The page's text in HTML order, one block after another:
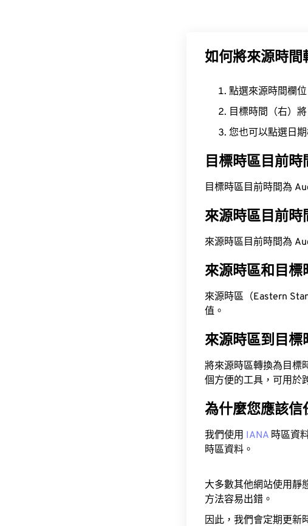
如何將來源時間
點選來源時間欄
目標時間（右）
您也可以點選日
目標時區目前時
目標時區目前時間為
來源時區目前時
來源時區目前時間為
來源時區和目標
來源時區（Eastern
值。
來源時區到目標
將來源時區轉換為目標
個方便的工具，可用於
為什麼您應該信
我們使用 IANA 時區資
時區資料。
大多數其他網站使用靜
方法容易出錯。
因此，我們會定期更新